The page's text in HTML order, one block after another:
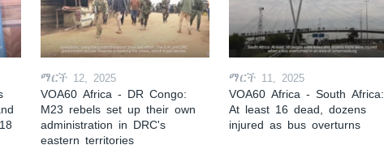
ማርች 12, 2025
VOA60 Africa - DR Congo:
M23 rebels set up their own
administration in DRC's
eastern territories
ማርች 11, 2025
VOA60 Africa - South Africa:
At least 16 dead, dozens
injured as bus overturns